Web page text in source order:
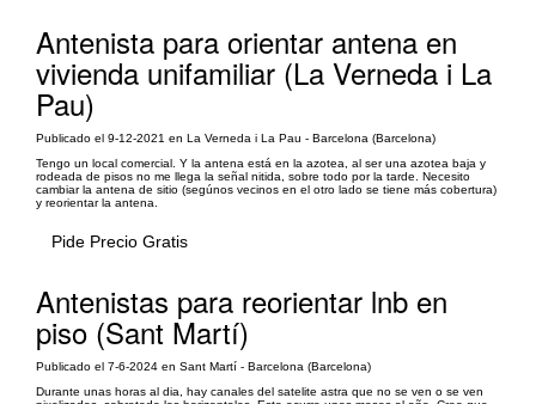
Antenista para orientar antena en
vivienda unifamiliar (La Verneda i La
Pau)
Publicado el 9-12-2021 en La Verneda i La Pau - Barcelona (Barcelona)
Tengo un local comercial. Y la antena está en la azotea, al ser una azotea baja y
rodeada de pisos no me llega la señal nitida, sobre todo por la tarde. Necesito
cambiar la antena de sitio (segúnos vecinos en el otro lado se tiene más cobertura)
y reorientar la antena.
Pide Precio Gratis
Antenistas para reorientar lnb en
piso (Sant Martí)
Publicado el 7-6-2024 en Sant Martí - Barcelona (Barcelona)
Durante unas horas al dia, hay canales del satelite astra que no se ven o se ven